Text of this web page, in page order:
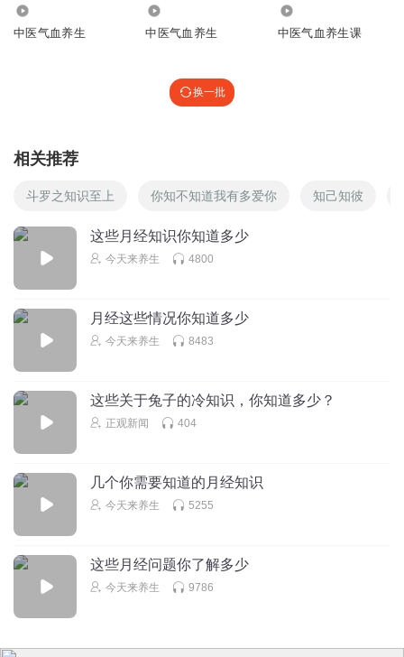
中医气血养生 中医气血养生 中医气血养生课
换一批
相关推荐
斗罗之知识至上 你知不知道我有多爱你 知己知彼
这些月经知识你知道多少
今天来养生 4800
月经这些情况你知道多少
今天来养生 8483
这些关于兔子的冷知识，你知道多少？
正观新闻 404
几个你需要知道的月经知识
今天来养生 5255
这些月经问题你了解多少
今天来养生 9786